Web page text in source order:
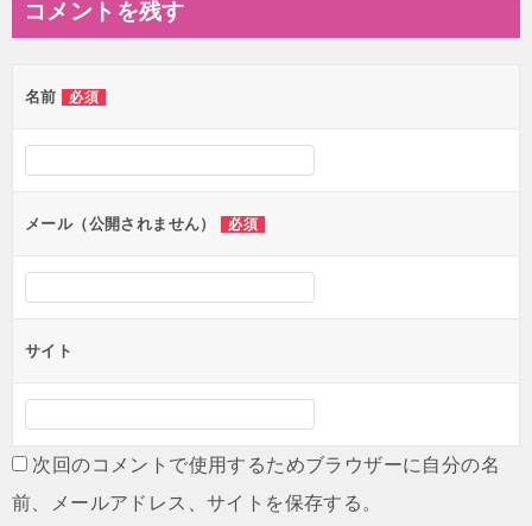
ビ
ー
シ
ン
コメントを残す
名前 必須
メール（公開されません） 必須
サイト
次回のコメントで使用するためブラウザーに自分の名
前、メールアドレス、サイトを保存する。